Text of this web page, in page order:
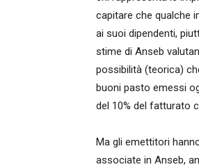
capitare che qualche
ai suoi dipendenti,
stime di Anseb
possibilità (teorica)
buoni pasto emessi
del 10% del fatturato
Ma gli emettitori
associate in Anseb,